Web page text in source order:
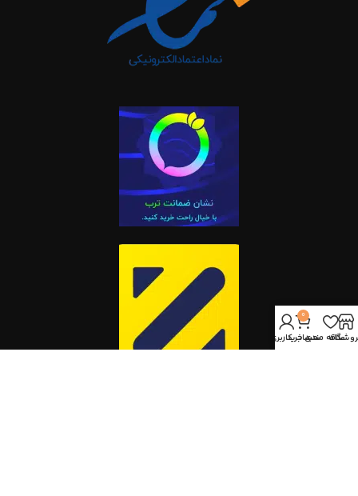
علاقه مندی
0
سبد خرید
حساب کاربری من